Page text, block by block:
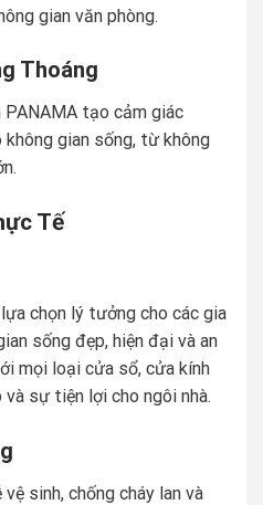
gian văn phòng.
Thoáng
tạo cảm giác
gian sống, từ không
Tế
chọn lý tưởng cho các gia
sống đẹp, hiện đại và an
mọi loại cửa sổ, cửa kính
sự tiện lợi cho ngôi nhà.
sinh, chống cháy lan và